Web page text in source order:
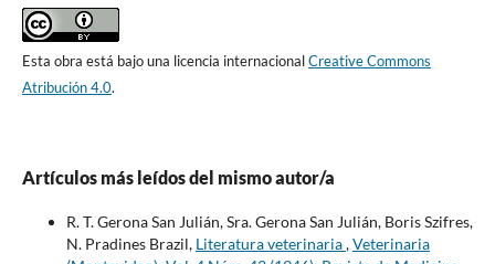
Esta obra está bajo una licencia internacionalCreative Commons
Atribución 4.0.
Artículos más leídos del mismo autor/a
R. T. Gerona San Julián, Sra. Gerona San Julián, Boris Szifres,
N. Pradines Brazil, Literatura veterinaria,Veterinaria